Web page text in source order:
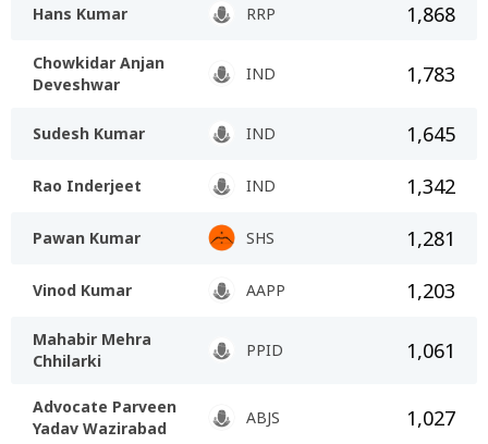
Hans Kumar RRP 1,868
Chowkidar Anjan
Deveshwar
IND 1,783
Sudesh Kumar IND 1,645
Rao Inderjeet IND 1,342
Pawan Kumar SHS 1,281
Vinod Kumar AAPP 1,203
Mahabir Mehra
Chhilarki
PPID 1,061
Advocate Parveen
Yadav Wazirabad
ABJS 1,027